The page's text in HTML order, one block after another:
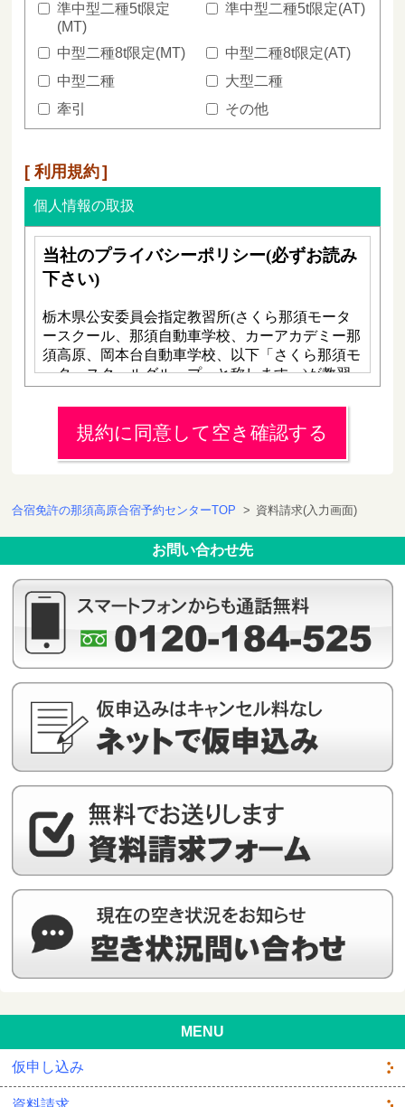
準中型二種5t限定
(MT)
準中型二種5t限定(AT)
中型二種8t限定(MT)
中型二種8t限定(AT)
中型二種
大型二種
牽引
その他
利用規約
個人情報の取扱
規約に同意して空き確認する
合宿免許の那須高原合宿予約センターTOP > 資料請求(入力画面)
お問い合わせ先
MENU
仮申し込み